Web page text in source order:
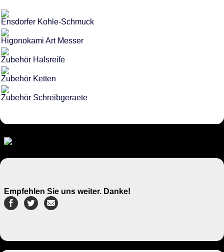
Ensdorfer Kohle-Schmuck
Higonokami Art Messer
Zubehör Halsreife
Zubehör Ketten
Zubehör Schreibgeraete
Empfehlen Sie uns weiter. Danke!